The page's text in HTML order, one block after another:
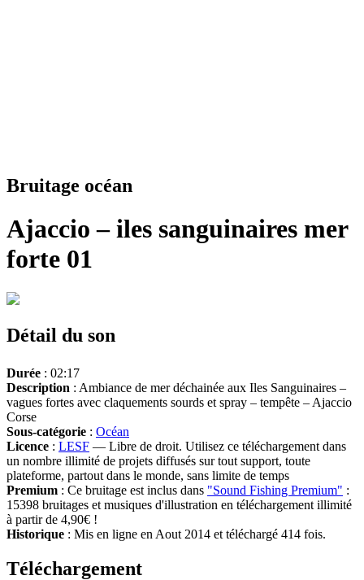
Bruitage océan
Ajaccio – iles sanguinaires mer
forte 01
Détail du son
Durée : 02:17
Description : Ambiance de mer déchainée aux Iles Sanguinaires –
vagues fortes avec claquements sourds et spray – tempête – Ajaccio
Corse
Sous-catégorie : Océan
Licence : LESF — Libre de droit. Utilisez ce téléchargement dans
un nombre illimité de projets diffusés sur tout support, toute
plateforme, partout dans le monde, sans limite de temps
Premium : Ce bruitage est inclus dans "Sound Fishing Premium" :
15398 bruitages et musiques d'illustration en téléchargement illimité
à partir de 4,90€ !
Historique : Mis en ligne en Aout 2014 et téléchargé 414 fois.
Téléchargement